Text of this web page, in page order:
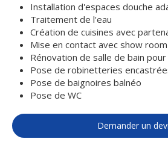
Installation d'espaces douche
Traitement de l'eau
Création de cuisines avec
Mise en contact avec show
Rénovation de salle de bain
Pose de robinetteries
Pose de baignoires balnéo
Pose de WC
Demander un